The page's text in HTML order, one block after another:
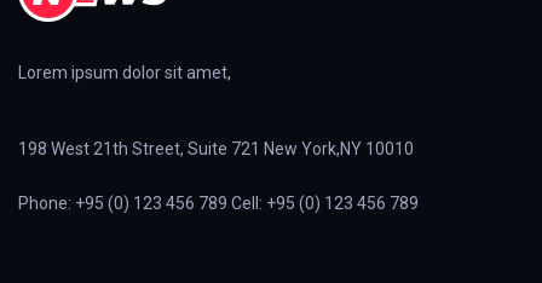
Lorem ipsum dolor sit amet,
198 West 21th Street, Suite 721 New York,NY 10010
Phone: +95 (0) 123 456 789 Cell: +95 (0) 123 456 789